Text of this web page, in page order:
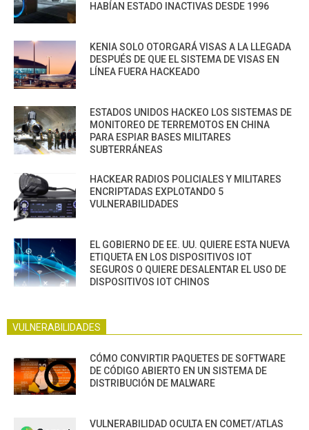
HABÍAN ESTADO INACTIVAS DESDE 1996
KENIA SOLO OTORGARÁ VISAS A LA LLEGADA
DESPUÉS DE QUE EL SISTEMA DE VISAS EN
LÍNEA FUERA HACKEADO
ESTADOS UNIDOS HACKEO LOS SISTEMAS DE
MONITOREO DE TERREMOTOS EN CHINA
PARA ESPIAR BASES MILITARES
SUBTERRÁNEAS
HACKEAR RADIOS POLICIALES Y MILITARES
ENCRIPTADAS EXPLOTANDO 5
VULNERABILIDADES
EL GOBIERNO DE EE. UU. QUIERE ESTA NUEVA
ETIQUETA EN LOS DISPOSITIVOS IOT
SEGUROS O QUIERE DESALENTAR EL USO DE
DISPOSITIVOS IOT CHINOS
VULNERABILIDADES
CÓMO CONVIRTIR PAQUETES DE SOFTWARE
DE CÓDIGO ABIERTO EN UN SISTEMA DE
DISTRIBUCIÓN DE MALWARE
VULNERABILIDAD OCULTA EN COMET/ATLAS